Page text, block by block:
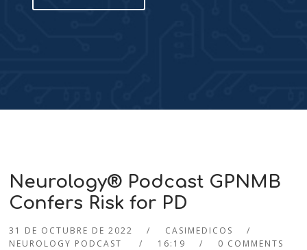
Neurology® Podcast GPNMB
Confers Risk for PD
31 DE OCTUBRE DE 2022
CASIMEDICOS
NEUROLOGY PODCAST
16:19 0 COMMENTS